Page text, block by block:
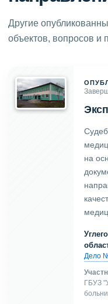
Другие
объектов, вопросов и
на
Дело
ГБУЗ